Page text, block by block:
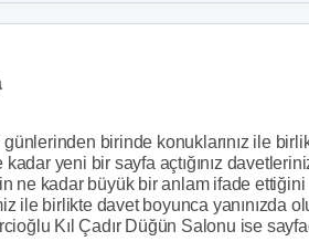
günlerinden birinde konuklarınız ile
yeni bir sayfa açtığınız
ne kadar büyük bir anlam ifade ettiğini
ile birlikte davet boyunca yanınızda
Kıl Çadır Düğün Salonu ise